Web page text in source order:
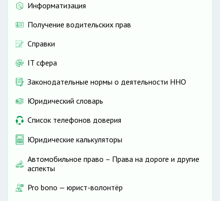
Информатизация
Получение водительских прав
Справки
IT сфера
Законодательные нормы о деятельности ННО
Юридический словарь
Список телефонов доверия
Юридические калькуляторы
Автомобильное право – Права на дороге и другие
аспекты
Pro bono — юрист-волонтёр